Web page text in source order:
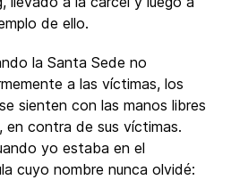
de ello.
la Santa Sede no
a las víctimas, los
sienten con las manos libres
en contra de sus víctimas.
yo estaba en el
cuyo nombre nunca olvidé: